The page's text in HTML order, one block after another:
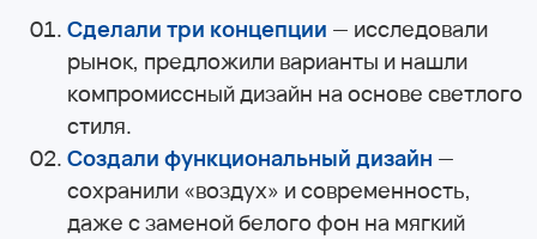
Сделали три концепции — исследовали
рынок, предложили варианты и нашли
компромиссный дизайн на основе светлого
стиля.
Создали функциональный дизайн —
сохранили «воздух» и современность,
даже с заменой белого фон на мягкий